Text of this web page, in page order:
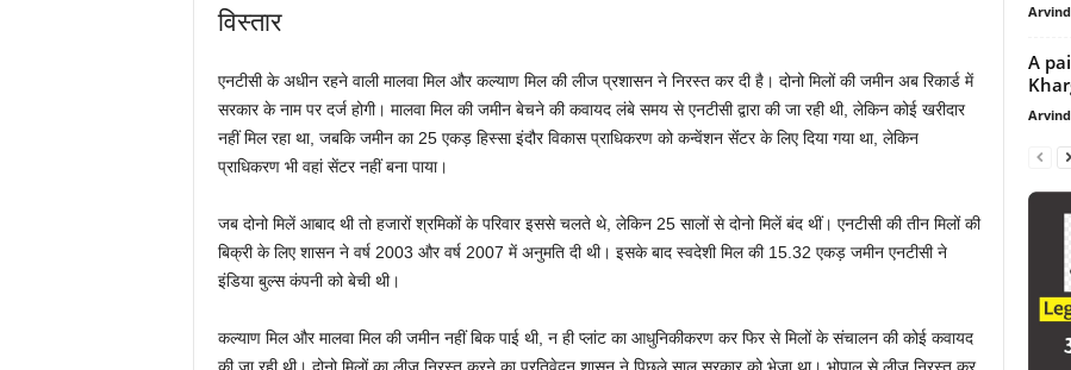
विस्तार
एनटीसी के अधीन रहने वाली मालवा मिल और कल्याण मिल की लीज प्रशासन ने निरस्त कर दी है। दोनो मिलों की जमीन अब रिकार्ड में
सरकार के नाम पर दर्ज होगी। मालवा मिल की जमीन बेचने की कवायद लंबे समय से एनटीसी द्वारा की जा रही थी, लेकिन कोई खरीदार
नहीं मिल रहा था, जबकि जमीन का 25 एकड़ हिस्सा इंदौर विकास प्राधिकरण को कन्वेंशन सेंंटर के लिए दिया गया था, लेकिन
प्राधिकरण भी वहां सेंटर नहीं बना पाया।
जब दोनो मिलें आबाद थी तो हजारों श्रमिकों के परिवार इससे चलते थे, लेकिन 25 सालों से दोनो मिलें बंद थीं। एनटीसी की तीन मिलों की
बिक्री के लिए शासन ने वर्ष 2003 और वर्ष 2007 में अनुमति दी थी। इसके बाद स्वदेशी मिल की 15.32 एकड़ जमीन एनटीसी ने
इंडिया बुल्स कंपनी को बेची थी।
कल्याण मिल और मालवा मिल की जमीन नहीं बिक पाई थी, न ही प्लांट का आधुनिकीकरण कर फिर से मिलों के संचालन की कोई कवायद
A